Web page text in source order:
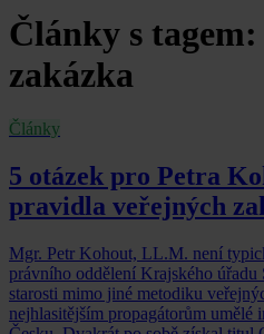
Články s
zakázka
Články
5 otázek pro Petra
pravidla veřejných
Mgr. Petr Kohout, LL.M. není
právního oddělení Krajského úřadu
starosti mimo jiné metodiku
nejhlasitějším propagátorům umělé